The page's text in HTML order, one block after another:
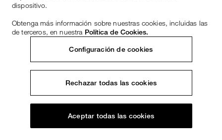
dispositivo.
Obtenga más información sobre nuestras cookies, incluidas las
de terceros, en nuestra Política de Cookies.
Configuración de cookies
Rechazar todas las cookies
Aceptar todas las cookies